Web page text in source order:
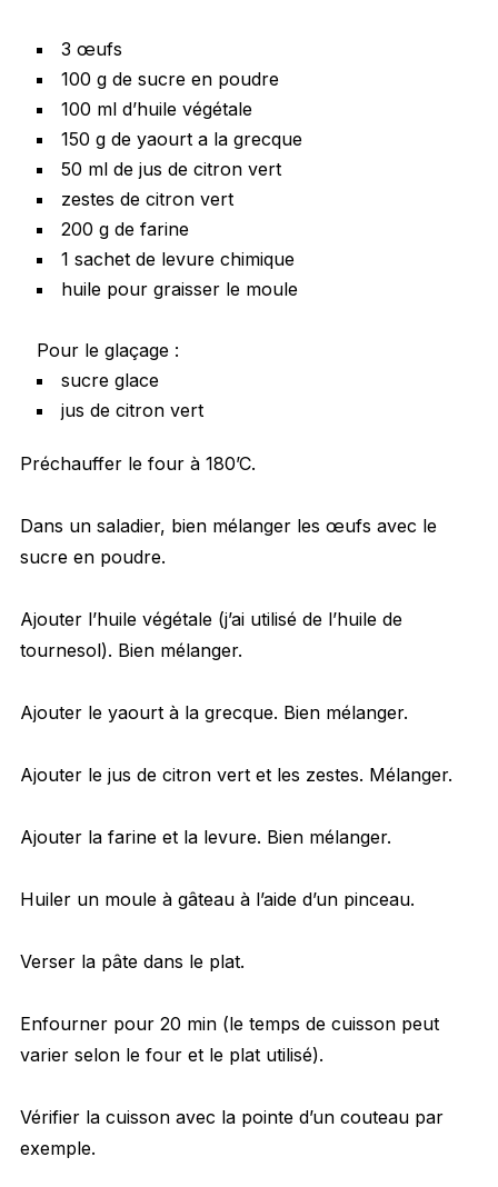
3 œufs
100 g de sucre en poudre
100 ml d’huile végétale
150 g de yaourt a la grecque
50 ml de jus de citron vert
zestes de citron vert
200 g de farine
1 sachet de levure chimique
huile pour graisser le moule
Pour le glaçage :
sucre glace
jus de citron vert
Préchauffer le four à 180’C.
Dans un saladier, bien mélanger les œufs avec le
sucre en poudre.
Ajouter l’huile végétale (j’ai utilisé de l’huile de
tournesol). Bien mélanger.
Ajouter le yaourt à la grecque. Bien mélanger.
Ajouter le jus de citron vert et les zestes. Mélanger.
Ajouter la farine et la levure. Bien mélanger.
Huiler un moule à gâteau à l’aide d’un pinceau.
Verser la pâte dans le plat.
Enfourner pour 20 min (le temps de cuisson peut
varier selon le four et le plat utilisé).
Vérifier la cuisson avec la pointe d’un couteau par
exemple.